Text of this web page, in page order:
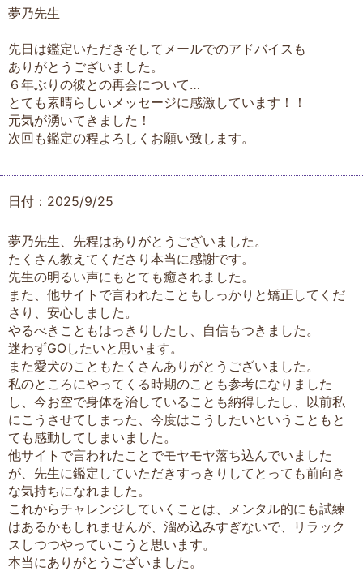
夢乃先生
先日は鑑定いただきそしてメールでのアドバイスも
ありがとうございました。
６年ぶりの彼との再会について…
とても素晴らしいメッセージに感激しています！！
元気が湧いてきました！
次回も鑑定の程よろしくお願い致します。
日付：2025/9/25
夢乃先生、先程はありがとうございました。
たくさん教えてくださり本当に感謝です。
先生の明るい声にもとても癒されました。
また、他サイトで言われたこともしっかりと矯正してくだ
さり、安心しました。
やるべきこともはっきりしたし、自信もつきました。
迷わずGOしたいと思います。
また愛犬のこともたくさんありがとうございました。
私のところにやってくる時期のことも参考になりました
し、今お空で身体を治していることも納得したし、以前私
にこうさせてしまった、今度はこうしたいということもと
ても感動してしまいました。
他サイトで言われたことでモヤモヤ落ち込んでいました
が、先生に鑑定していただきすっきりしてとっても前向き
な気持ちになれました。
これからチャレンジしていくことは、メンタル的にも試練
はあるかもしれませんが、溜め込みすぎないで、リラック
スしつつやっていこうと思います。
本当にありがとうございました。